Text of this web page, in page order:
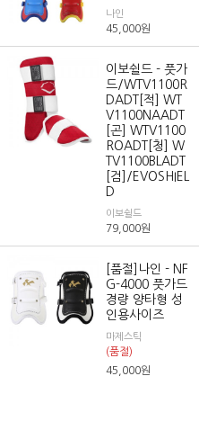
나인
45,000원
이보쉴드 - 풋가
드/WTV1100R
DADT[적] WT
V1100NAADT
[곤] WTV1100
ROADT[청] W
TV1100BLADT
[검]/EVOSHIEL
D
이보쉴드
79,000원
[품절]나인 - NF
G-4000 풋가드
경량 양타형 성
인용사이즈
마제스틱
(품절)
45,000원